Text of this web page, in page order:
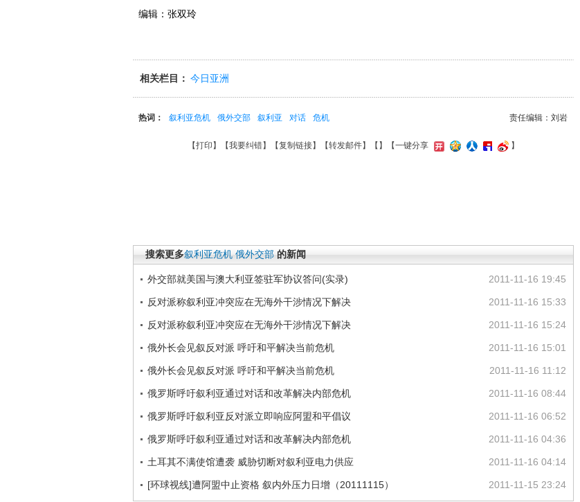
编辑：张双玲
相关栏目： 今日亚洲
责任编辑：刘岩
热词： 叙利亚危机 俄外交部 叙利亚 对话 危机
【打印 】【我要纠错】【复制链接】【转发邮件】【 】 【一键分享 】
搜索更多叙利亚危机 俄外交部 的新闻
2011-11-16 19:45
外交部就美国与澳大利亚签驻军协议答问(实录)
2011-11-16 15:33
反对派称叙利亚冲突应在无海外干涉情况下解决
2011-11-16 15:24
反对派称叙利亚冲突应在无海外干涉情况下解决
2011-11-16 15:01
俄外长会见叙反对派 呼吁和平解决当前危机
2011-11-16 11:12
俄外长会见叙反对派 呼吁和平解决当前危机
2011-11-16 08:44
俄罗斯呼吁叙利亚通过对话和改革解决内部危机
2011-11-16 06:52
俄罗斯呼吁叙利亚反对派立即响应阿盟和平倡议
2011-11-16 04:36
俄罗斯呼吁叙利亚通过对话和改革解决内部危机
2011-11-16 04:14
土耳其不满使馆遭袭 威胁切断对叙利亚电力供应
2011-11-15 23:24
[环球视线]遭阿盟中止资格 叙内外压力日增（20111115）